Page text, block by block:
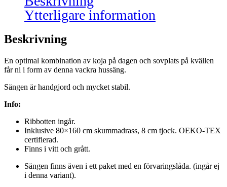
Ytterligare information
Beskrivning
En optimal kombination av koja på dagen och sovplats på kvällen
får ni i form av denna vackra hussäng.
Sängen är handgjord och mycket stabil.
Info:
Ribbotten ingår.
Inklusive 80×160 cm skummadrass, 8 cm tjock. OEKO-TEX
certifierad.
Finns i vitt och grått.
Sängen finns även i ett paket med en förvaringslåda. (ingår ej
i denna variant).